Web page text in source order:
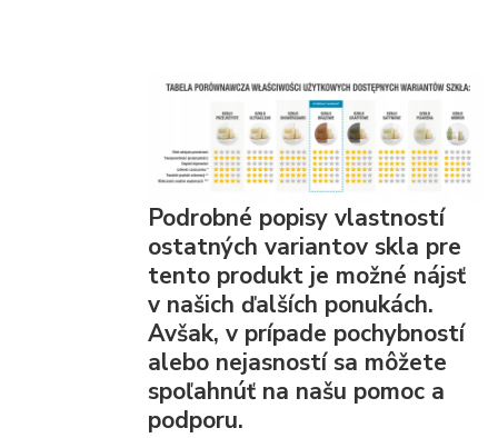
Podrobné popisy vlastností
ostatných variantov skla pre
tento produkt je možné nájsť
v našich ďalších ponukách.
Avšak, v prípade pochybností
alebo nejasností sa môžete
spoľahnúť na našu pomoc a
podporu.